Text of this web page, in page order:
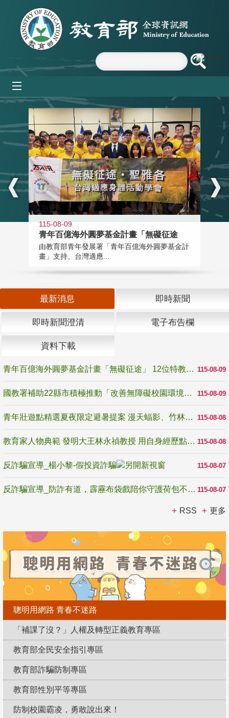
跳到主要內容區塊
:::
115-08-09
青年百億海外圓夢基金計畫「無礙征途
由教育部青年發展署「青年百億海外圓夢基金計
畫」支持、台灣適應...
最新消息 即時新聞
即時新聞澄清 電子布告欄
資料下載
115-08-09
青年百億海外圓夢基金計畫「無礙征途」 12位特教與弱勢青年勇闖西班牙 跨越感官限制見證生命蛻變
115-08-09
國教署補助22縣市積極推動「改善無障礙校園環境計畫」 打造友善、安全、無礙學習空間
115-08-08
青年壯遊點精選夏夜限定避暑提案 漫天蝠影、竹林尋蛙、茶香夜觀 邀青年暮色出發
115-08-08
教育家人物典範 發明大王林永禎教授 用自身經歷點亮學生的路
115-08-07
反詐騙宣導_楊小黎-假投資詐騙
115-08-07
反詐騙宣導_防詐有道，霹靂布袋戲陪你守護荷包不受騙
RSS 更多
聰明用網路 青春不迷路
「補課了沒？」人權及轉型正義教育專區
教育部全民安全指引專區
教育部詐騙防制專區
教育部性別平等專區
防制校園霸凌，勇敢說出來！